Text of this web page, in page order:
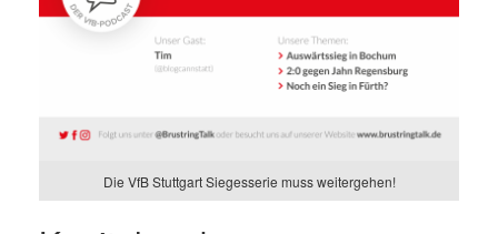
Die VfB Stuttgart Siegesserie muss weitergehen!